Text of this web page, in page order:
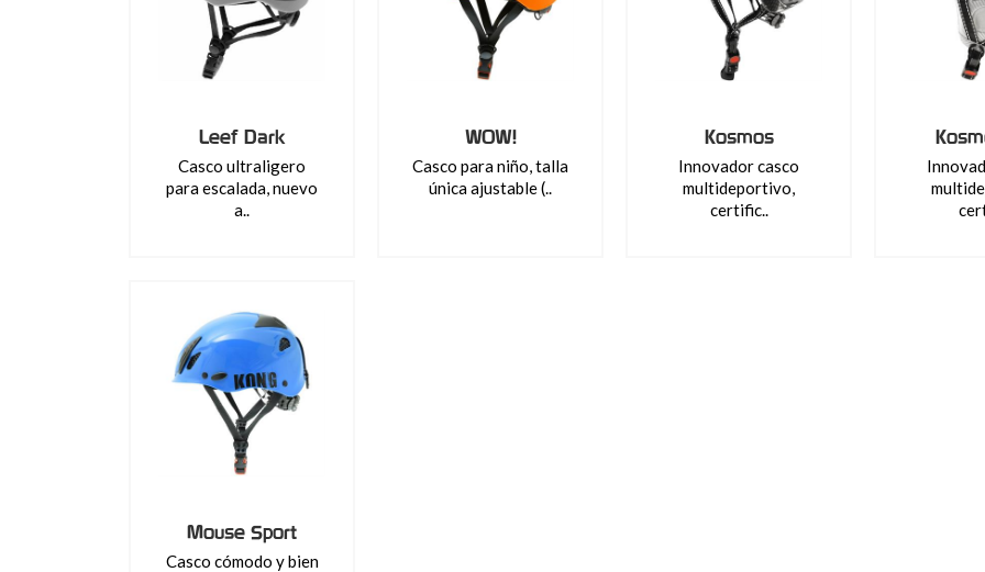
Leef Dark
Casco ultraligero
para escalada, nuevo
a..
WOW!
Casco para niño, talla
única ajustable (..
Kosmos
Innovador casco
multideportivo,
certific..
Mouse Sport
Casco cómodo y bien